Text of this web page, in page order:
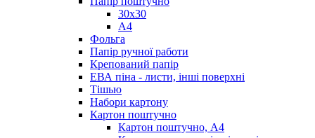
30х30
А4
Фольга
Папір ручної работи
Крепований папір
ЕВА піна - листи, інші поверхні
Тішью
Набори картону
Картон поштучно
Картон поштучно, А4